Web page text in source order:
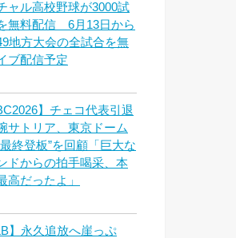
ャル高校野球が3000試
無料配信 6月13日から
地方大会の全試合を無
ブ配信予定
】チェコ代表引退
サトリア、東京ドーム
終登板”を回顧「巨大な
ドからの拍手喝采、本
高だったよ」
】永久追放へ崖っぷ